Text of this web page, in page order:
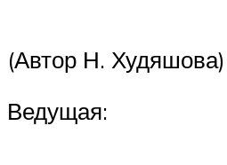
(Автор Н. Худяшова)
Ведущая: